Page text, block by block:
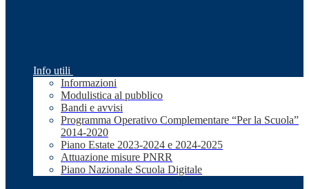
Info utili
Informazioni
Modulistica al pubblico
Bandi e avvisi
Programma Operativo Complementare “Per la Scuola”
2014-2020
Piano Estate 2023-2024 e 2024-2025
Attuazione misure PNRR
Piano Nazionale Scuola Digitale